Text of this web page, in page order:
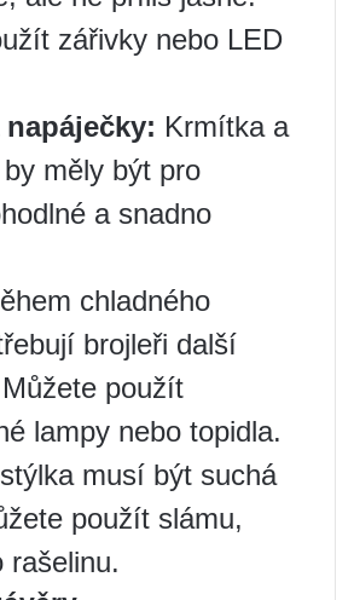
zářivky nebo LED
Krmítka a
měly být pro
a snadno
chladného
brojleři další
použít
lampy nebo topidla.
musí být suchá
použít slámu,
rašelinu.